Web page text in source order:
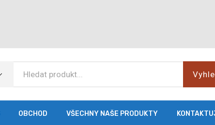
OBCHOD VŠECHNY NAŠE PRODUKTY